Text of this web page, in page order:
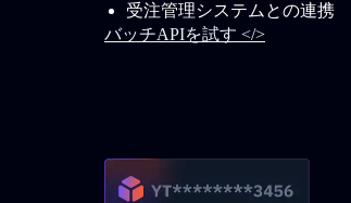
受注管理システムとの連携
バッチAPIを試す </>